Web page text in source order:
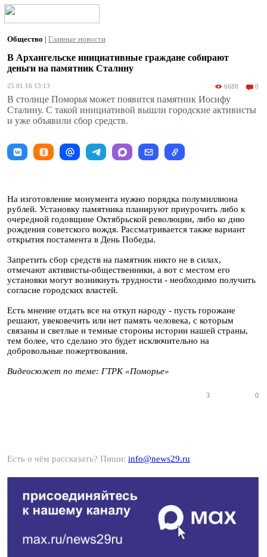
Общество | Главные новости
В Архангельске инициативные граждане собирают
деньги на памятник Сталину
25.01.16 13:13 6688 0
В столице Поморья может появится памятник Иосифу
Сталину. С такой инициативой вышли городские активисты
и уже объявили сбор средств.
На изготовление монумента нужно порядка полумиллиона
рублей. Установку памятника планируют приурочить либо к
очередной годовщине Октябрьской революции, либо ко дню
рождения советского вождя. Рассматривается также вариант
открытия постамента в День Победы.
Запретить сбор средств на памятник никто не в силах,
отмечают активисты-общественники, а вот с местом его
установки могут возникнуть трудности - необходимо получить
согласие городских властей.
Есть мнение отдать все на откуп народу - пусть горожане
решают, увековечить или нет память человека, с которым
связаны и светлые и темные стороны истории нашей страны,
тем более, что сделано это будет исключительно на
добровольные пожертвования.
Видеосюжет по теме: ГТРК «Поморье»
3 0
Есть о чём рассказать? Пиши: info@news29.ru